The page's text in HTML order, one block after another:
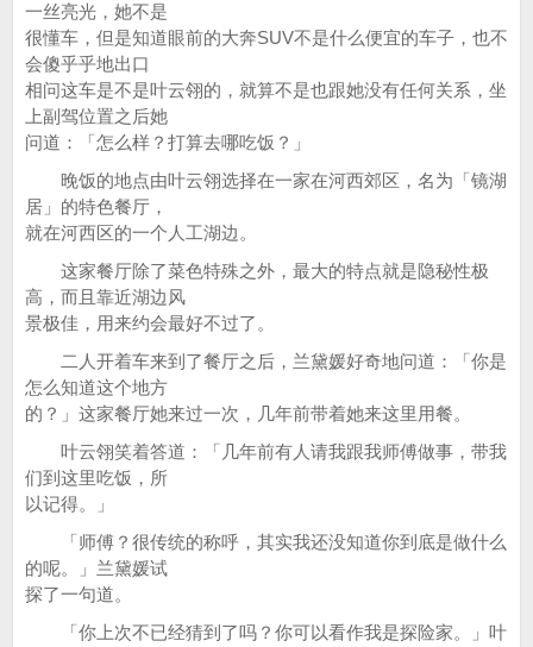
一丝亮光，她不是
很懂车，但是知道眼前的大奔SUV不是什么便宜的车子，也不
会傻乎乎地出口
相问这车是不是叶云翎的，就算不是也跟她没有任何关系，坐
上副驾位置之后她
问道：「怎么样？打算去哪吃饭？」
晚饭的地点由叶云翎选择在一家在河西郊区，名为「镜湖
居」的特色餐厅，
就在河西区的一个人工湖边。
这家餐厅除了菜色特殊之外，最大的特点就是隐秘性极
高，而且靠近湖边风
景极佳，用来约会最好不过了。
二人开着车来到了餐厅之后，兰黛媛好奇地问道：「你是
怎么知道这个地方
的？」这家餐厅她来过一次，几年前带着她来这里用餐。
叶云翎笑着答道：「几年前有人请我跟我师傅做事，带我
们到这里吃饭，所
以记得。」
「师傅？很传统的称呼，其实我还没知道你到底是做什么
的呢。」兰黛媛试
探了一句道。
「你上次不已经猜到了吗？你可以看作我是探险家。」叶